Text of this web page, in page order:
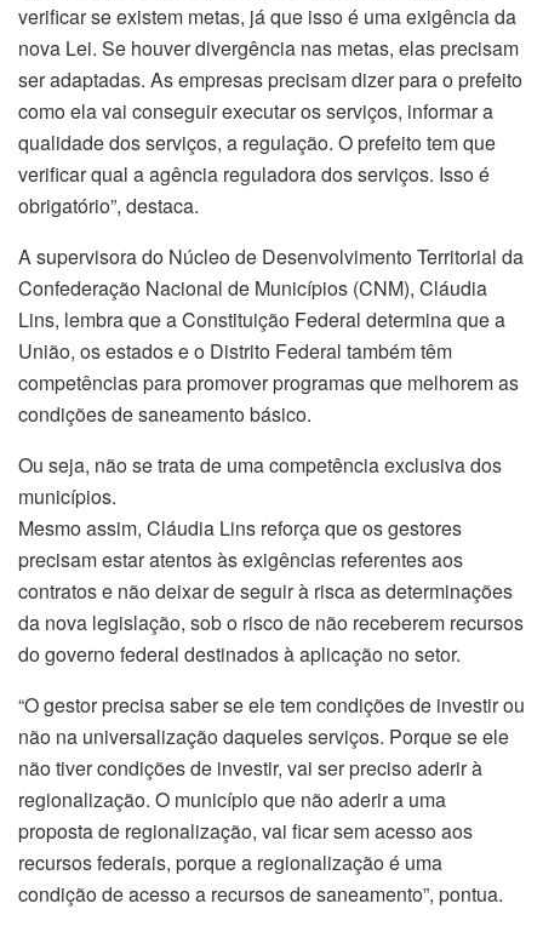
verificar se existem metas, já que isso é uma exigência da
nova Lei. Se houver divergência nas metas, elas precisam
ser adaptadas. As empresas precisam dizer para o prefeito
como ela vai conseguir executar os serviços, informar a
qualidade dos serviços, a regulação. O prefeito tem que
verificar qual a agência reguladora dos serviços. Isso é
obrigatório”, destaca.
A supervisora do Núcleo de Desenvolvimento Territorial da
Confederação Nacional de Municípios (CNM), Cláudia
Lins, lembra que a Constituição Federal determina que a
União, os estados e o Distrito Federal também têm
competências para promover programas que melhorem as
condições de saneamento básico.
Ou seja, não se trata de uma competência exclusiva dos
municípios.
Mesmo assim, Cláudia Lins reforça que os gestores
precisam estar atentos às exigências referentes aos
contratos e não deixar de seguir à risca as determinações
da nova legislação, sob o risco de não receberem recursos
do governo federal destinados à aplicação no setor.
“O gestor precisa saber se ele tem condições de investir ou
não na universalização daqueles serviços. Porque se ele
não tiver condições de investir, vai ser preciso aderir à
regionalização. O município que não aderir a uma
proposta de regionalização, vai ficar sem acesso aos
recursos federais, porque a regionalização é uma
condição de acesso a recursos de saneamento”, pontua.